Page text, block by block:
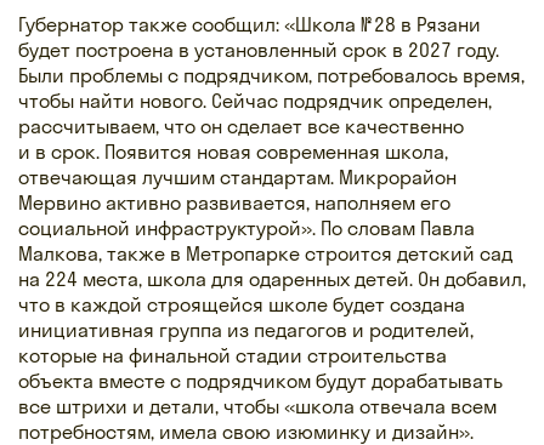
Губернатор также сообщил: «Школа № 28 в Рязани
будет построена в установленный срок в 2027 году.
Были проблемы с подрядчиком, потребовалось время,
чтобы найти нового. Сейчас подрядчик определен,
рассчитываем, что он сделает все качественно
и в срок. Появится новая современная школа,
отвечающая лучшим стандартам. Микрорайон
Мервино активно развивается, наполняем его
социальной инфраструктурой». По словам Павла
Малкова, также в Метропарке строится детский сад
на 224 места, школа для одаренных детей. Он добавил,
что в каждой строящейся школе будет создана
инициативная группа из педагогов и родителей,
которые на финальной стадии строительства
объекта вместе с подрядчиком будут дорабатывать
все штрихи и детали, чтобы «школа отвечала всем
потребностям, имела свою изюминку и дизайн».